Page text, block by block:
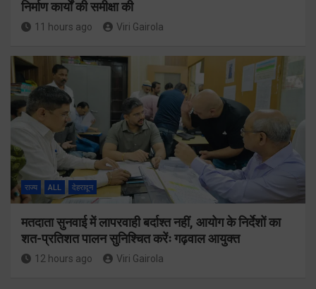
निर्माण कार्यों की समीक्षा की
11 hours ago Viri Gairola
राज्य ALL देहरादून
मतदाता सुनवाई में लापरवाही बर्दाश्त नहीं, आयोग के निर्देशों का
शत-प्रतिशत पालन सुनिश्चित करेंः गढ़वाल आयुक्त
12 hours ago Viri Gairola